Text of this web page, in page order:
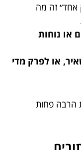
אחד״ זה מה
או נוחות
או לפרק מדי
הרבה פחות